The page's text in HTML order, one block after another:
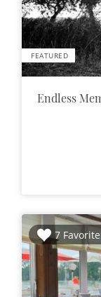
FEATURED
Endless
7